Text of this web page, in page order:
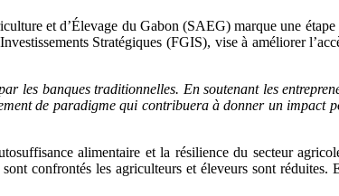
et d’Élevage du Gabon (SAEG) marque une
Stratégiques (FGIS), vise à améliorer
les banques traditionnelles. En soutenant les
de paradigme qui contribuera à donner un impact
alimentaire et la résilience du secteur
confrontés les agriculteurs et éleveurs sont réduites.